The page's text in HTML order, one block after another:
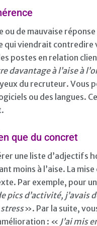
ou de mauvaise
qui viendrait
postes en relation
davantage à l’aise à
du recruteur. Vous
ou des langues.
que du concret
une liste d’adjectifs
moins à l’aise. La
Par exemple, pour
pics d’activité,
». Par la suite,
: « J’ai mis